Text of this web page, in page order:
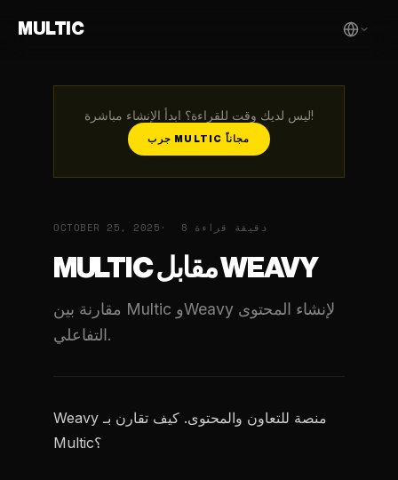
MULTIC
ليس لديك وقت للقراءة؟ ابدأ الإنشاء مباشرة!
جرب MULTIC مجاناً
OCTOBER 25, 2025 8 دقيقة قراءة
MULTIC مقابل WEAVY
مقارنة بين Multic وWeavy لإنشاء المحتوى
التفاعلي.
Weavy منصة للتعاون والمحتوى. كيف تقارن بـ
Multic؟